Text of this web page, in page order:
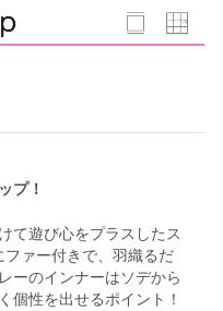
プ！
て遊び心をプラスしたス
ァー付きで、羽織るだ
ーのインナーはソデから
個性を出せるポイント！